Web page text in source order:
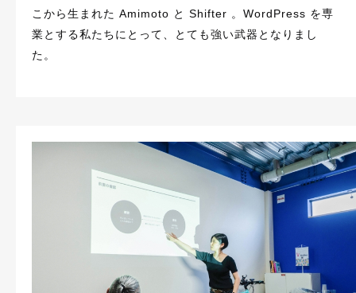
こから生まれた Amimoto と Shifter 。WordPress を専
業とする私たちにとって、とても強い武器となりまし
た。